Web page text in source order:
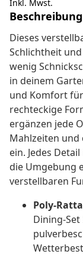
Inkl. Mwst.
Beschreibung
Dieses
Schlichtheit
wenig
in deinem
und Komfort
rechteckige
ergänzen jede
Mahlzeiten
ein. Jedes
die Umgebung
verstellbaren
Poly-
Dining-